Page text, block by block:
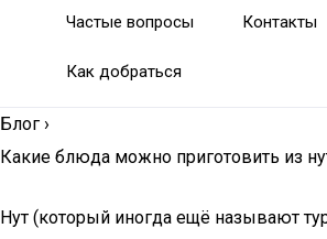
Частые вопросы Контакты
Как добраться
Блог ›
Какие блюда можно приготовить из
Нут (который иногда ещё называют